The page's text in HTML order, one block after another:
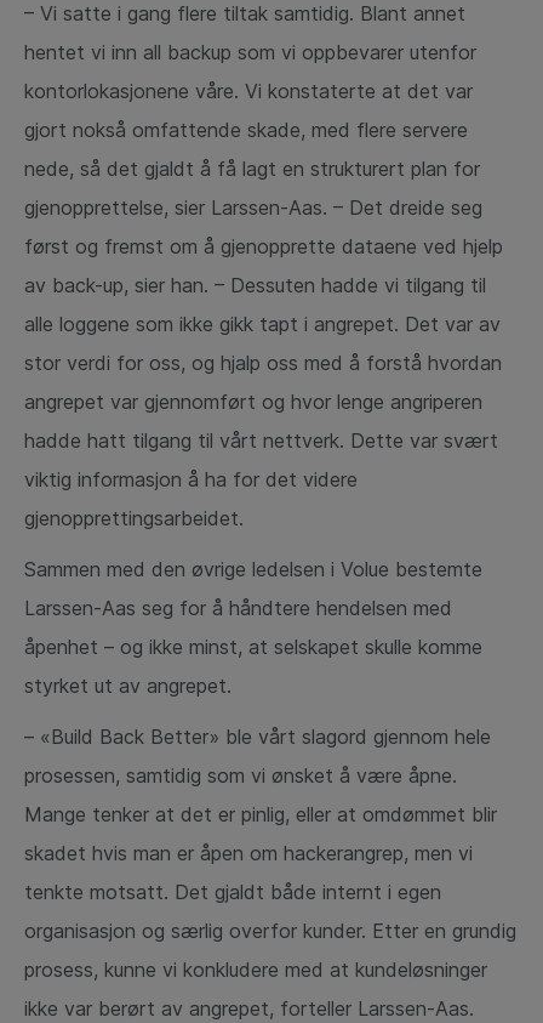
– Vi satte i gang flere tiltak samtidig. Blant annet
hentet vi inn all backup som vi oppbevarer utenfor
kontorlokasjonene våre. Vi konstaterte at det var
gjort nokså omfattende skade, med flere servere
nede, så det gjaldt å få lagt en strukturert plan for
gjenopprettelse, sier Larssen-Aas. – Det dreide seg
først og fremst om å gjenopprette dataene ved hjelp
av back-up, sier han. – Dessuten hadde vi tilgang til
alle loggene som ikke gikk tapt i angrepet. Det var av
stor verdi for oss, og hjalp oss med å forstå hvordan
angrepet var gjennomført og hvor lenge angriperen
hadde hatt tilgang til vårt nettverk. Dette var svært
viktig informasjon å ha for det videre
gjenopprettingsarbeidet.
Sammen med den øvrige ledelsen i Volue bestemte
Larssen-Aas seg for å håndtere hendelsen med
åpenhet – og ikke minst, at selskapet skulle komme
styrket ut av angrepet.
– «Build Back Better» ble vårt slagord gjennom hele
prosessen, samtidig som vi ønsket å være åpne.
Mange tenker at det er pinlig, eller at omdømmet blir
skadet hvis man er åpen om hackerangrep, men vi
tenkte motsatt. Det gjaldt både internt i egen
organisasjon og særlig overfor kunder. Etter en grundig
prosess, kunne vi konkludere med at kundeløsninger
ikke var berørt av angrepet, forteller Larssen-Aas.